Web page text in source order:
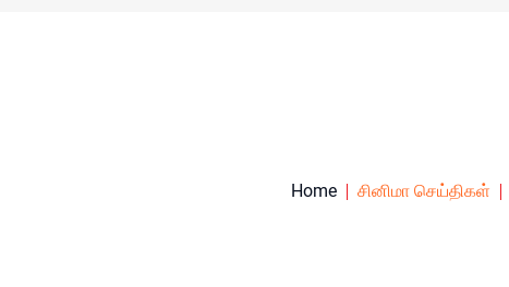
Home சினிமா செய்திகள்